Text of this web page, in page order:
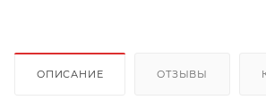
ОПИСАНИЕ ОТЗЫВЫ